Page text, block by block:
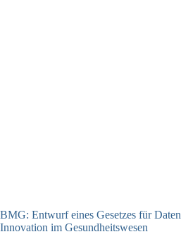
BMG: Entwurf eines Gesetzes für
Innovation im Gesundheitswesen